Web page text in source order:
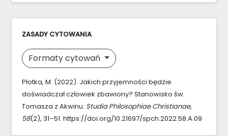
ZASADY CYTOWANIA
Formaty cytowań
Płotka, M. (2022). Jakich przyjemności będzie
doświadczał człowiek zbawiony? Stanowisko św.
Tomasza z Akwinu. Studia Philosophiae Christianae,
58(2), 31–51. https://doi.org/10.21697/spch.2022.58.A.09